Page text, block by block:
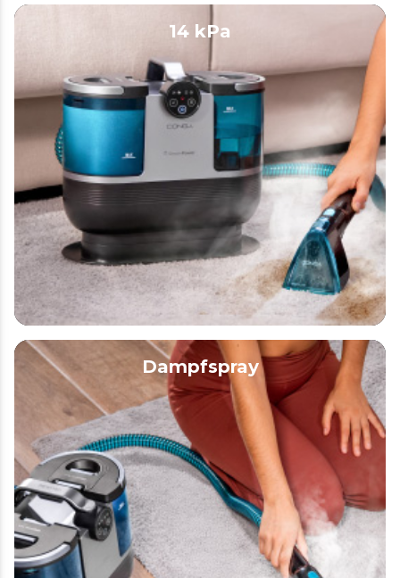
14 kPa
Dampfspray